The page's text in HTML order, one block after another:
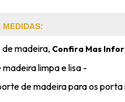
MEDIDAS:
madeira, Confira Mas
madeira limpa e lisa -
de madeira para os